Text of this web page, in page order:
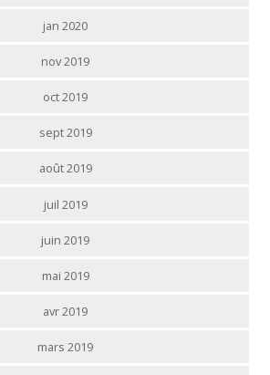
jan 2020
nov 2019
oct 2019
sept 2019
août 2019
juil 2019
juin 2019
mai 2019
avr 2019
mars 2019